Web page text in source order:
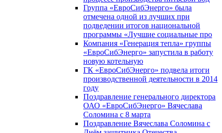
Группа «ЕвроСибЭнерго» была
отмечена одной из лучших при
подведении итогов национальной
программы «Лучшие социальные про
Компания «Генерация тепла» группы
«ЕвроСибЭнерго» запустила в работу
новую котельную
ГК «ЕвроСибЭнерго» подвела итоги
производственной деятельности в 2014
году
Поздравление генерального директора
ОАО «ЕвроСибЭнерго» Вячеслава
Соломина с 8 марта
Поздравление Вячеслава Соломина с